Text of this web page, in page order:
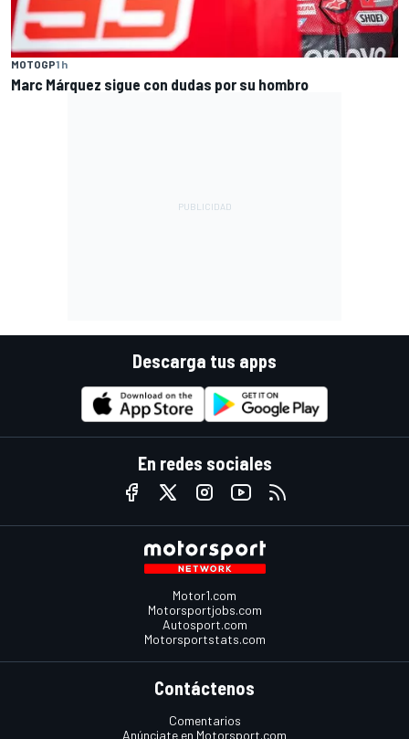
MOTOGP1 h
Marc Márquez sigue con dudas por su hombro
Descarga tus apps
En redes sociales
Motor1.com
Motorsportjobs.com
Autosport.com
Motorsportstats.com
Contáctenos
Comentarios
Anúnciate en Motorsport.com